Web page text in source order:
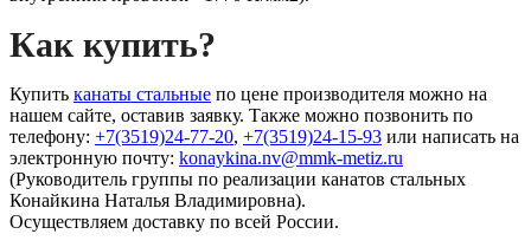
Как купить?
Купить канаты стальные по цене производителя можно на
нашем сайте, оставив заявку. Также можно позвонить по
телефону: +7(3519)24-77-20, +7(3519)24-15-93 или написать на
электронную почту: konaykina.nv@mmk-metiz.ru
(Руководитель группы по реализации канатов стальных
Конайкина Наталья Владимировна).
Осуществляем доставку по всей России.